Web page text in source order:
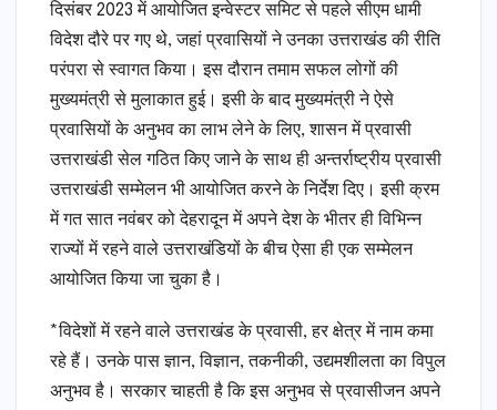
दिसंबर 2023 में आयोजित इन्वेस्टर समिट से पहले सीएम धामी
विदेश दौरे पर गए थे, जहां प्रवासियों ने उनका उत्तराखंड की रीति
परंपरा से स्वागत किया। इस दौरान तमाम सफल लोगों की
मुख्यमंत्री से मुलाकात हुई। इसी के बाद मुख्यमंत्री ने ऐसे
प्रवासियों के अनुभव का लाभ लेने के लिए, शासन में प्रवासी
उत्तराखंडी सेल गठित किए जाने के साथ ही अन्तर्राष्ट्रीय प्रवासी
उत्तराखंडी सम्मेलन भी आयोजित करने के निर्देश दिए। इसी क्रम
में गत सात नवंबर को देहरादून में अपने देश के भीतर ही विभिन्न
राज्यों में रहने वाले उत्तराखंडियों के बीच ऐसा ही एक सम्मेलन
आयोजित किया जा चुका है।
*विदेशों में रहने वाले उत्तराखंड के प्रवासी, हर क्षेत्र में नाम कमा
रहे हैं। उनके पास ज्ञान, विज्ञान, तकनीकी, उद्यमशीलता का विपुल
अनुभव है। सरकार चाहती है कि इस अनुभव से प्रवासीजन अपने